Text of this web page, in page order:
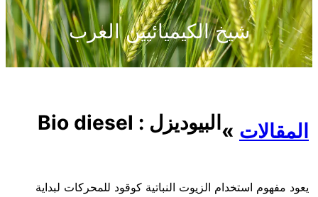
شيخ الكيميائيين العرب
المقالات »البيوديزل : Bio diesel
يعود مفهوم استخدام الزيوت النباتية كوقود للمحركات لبداية